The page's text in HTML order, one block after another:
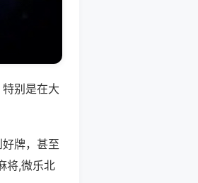
别是在大
牌，甚至
将,微乐北